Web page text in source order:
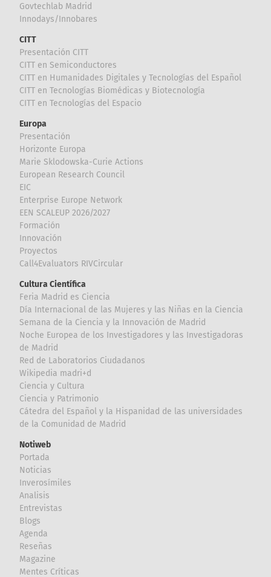
Govtechlab Madrid
Innodays/Innobares
CITT
Presentación CITT
CITT en Semiconductores
CITT en Humanidades Digitales y Tecnologías del Español
CITT en Tecnologías Biomédicas y Biotecnología
CITT en Tecnologías del Espacio
Europa
Presentación
Horizonte Europa
Marie Sklodowska-Curie Actions
European Research Council
EIC
Enterprise Europe Network
EEN SCALEUP 2026/2027
Formación
Innovación
Proyectos
Call4Evaluators RIVCircular
Cultura Científica
Feria Madrid es Ciencia
Día Internacional de las Mujeres y las Niñas en la Ciencia
Semana de la Ciencia y la Innovación de Madrid
Noche Europea de los Investigadores y las Investigadoras
de Madrid
Red de Laboratorios Ciudadanos
Wikipedia madri+d
Ciencia y Cultura
Ciencia y Patrimonio
Cátedra del Español y la Hispanidad de las universidades
de la Comunidad de Madrid
Notiweb
Portada
Noticias
Inverosímiles
Analisis
Entrevistas
Blogs
Agenda
Reseñas
Magazine
Mentes Críticas